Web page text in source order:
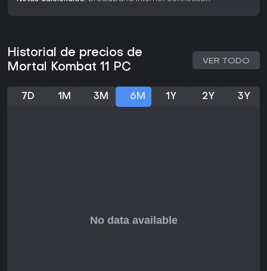
de 2020 y de nuevo para la Ultimate en 2021, además de
Las críticas se centraron en microtransacciones y el
grinding de progresión, pero la experiencia principal resiste
el paso del tiempo. Si te gustan los juegos de lucha con
player potente, Mortal Kombat 11 es una opción sólida,
Historial de precios de
Mortal Kombat 11 PC
VER TODO
7D 1M 3M 6M 1Y 2Y 3Y